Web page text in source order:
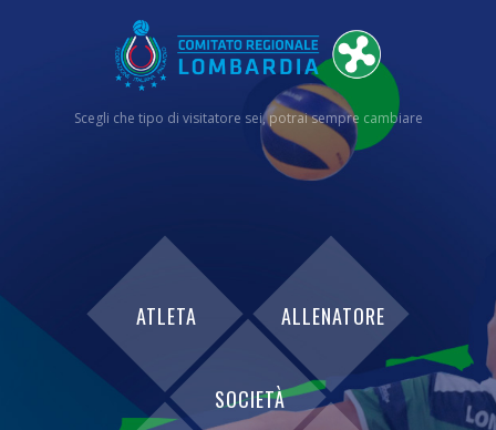
Scegli che tipo di visitatore sei, potrai sempre cambiare
ALLENATORE
SOCIETÀ
ATLETA